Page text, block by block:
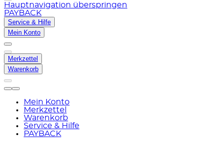
Hauptnavigation überspringen
PAYBACK
Service & Hilfe
Mein Konto
Merkzettel
Warenkorb
Mein Konto
Merkzettel
Warenkorb
Service & Hilfe
PAYBACK